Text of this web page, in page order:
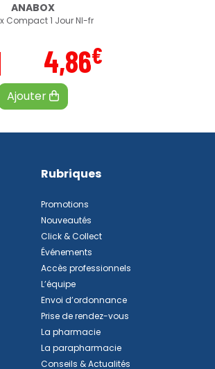
ANABOX
Compact 1 Jour Nl-fr
4,86€
Ajouter
Rubriques
Promotions
Nouveautés
Click & Collect
Événements
Accès professionnels
L’équipe
Envoi d’ordonnance
Prise de rendez-vous
La pharmacie
La parapharmacie
Conseils & Actualités